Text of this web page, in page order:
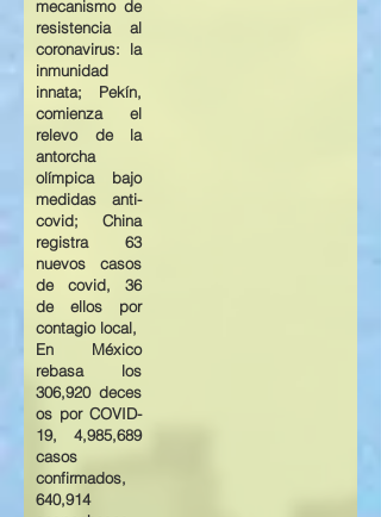
mecanismo de
resistencia al
coronavirus: la
inmunidad
innata; Pekín,
comienza el
relevo de la
antorcha
olímpica bajo
medidas anti-
covid; China
registra 63
nuevos casos
de covid, 36
de ellos por
contagio local,
En México
rebasa los
306,920 deces
os por COVID-
19, 4,985,689
casos
confirmados,
640,914